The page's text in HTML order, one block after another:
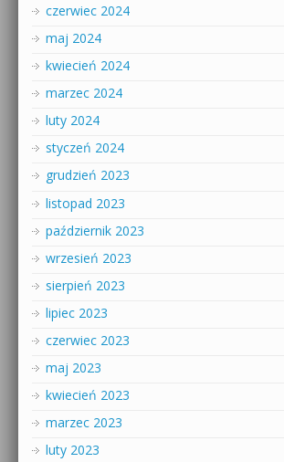
czerwiec 2024
maj 2024
kwiecień 2024
marzec 2024
luty 2024
styczeń 2024
grudzień 2023
listopad 2023
październik 2023
wrzesień 2023
sierpień 2023
lipiec 2023
czerwiec 2023
maj 2023
kwiecień 2023
marzec 2023
luty 2023